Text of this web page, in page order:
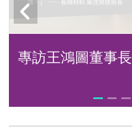
專訪王鴻圖董事長